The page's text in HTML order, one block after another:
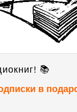
📚
в